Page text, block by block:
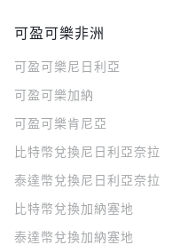
可盈可樂非洲
可盈可樂 尼日利亞
可盈可樂加納
可盈可樂肯尼亞
比特幣兌換尼日利亞奈拉
泰達幣兌換尼日利亞奈拉
比特幣兌換加納塞地
泰達幣兌換加納塞地